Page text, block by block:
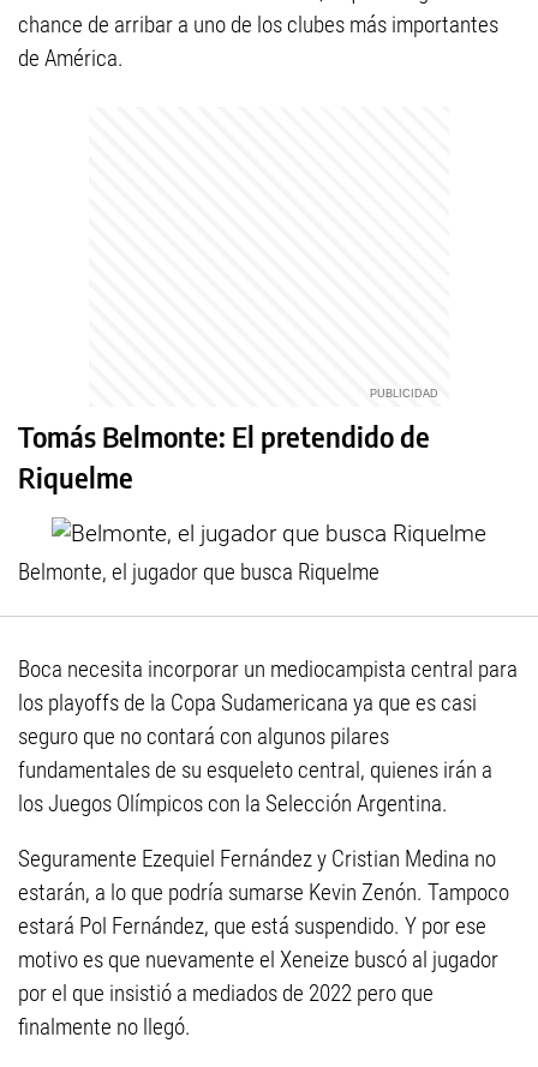
chance de arribar a uno de los clubes más importantes
de América.
Tomás Belmonte: El pretendido de
Riquelme
Belmonte, el jugador que busca Riquelme
Boca necesita incorporar un mediocampista central para
los playoffs de la Copa Sudamericana ya que es casi
seguro que no contará con algunos pilares
fundamentales de su esqueleto central, quienes irán a
los Juegos Olímpicos con la Selección Argentina.
Seguramente Ezequiel Fernández y Cristian Medina no
estarán, a lo que podría sumarse Kevin Zenón. Tampoco
estará Pol Fernández, que está suspendido. Y por ese
motivo es que nuevamente el Xeneize buscó al jugador
por el que insistió a mediados de 2022 pero que
finalmente no llegó.